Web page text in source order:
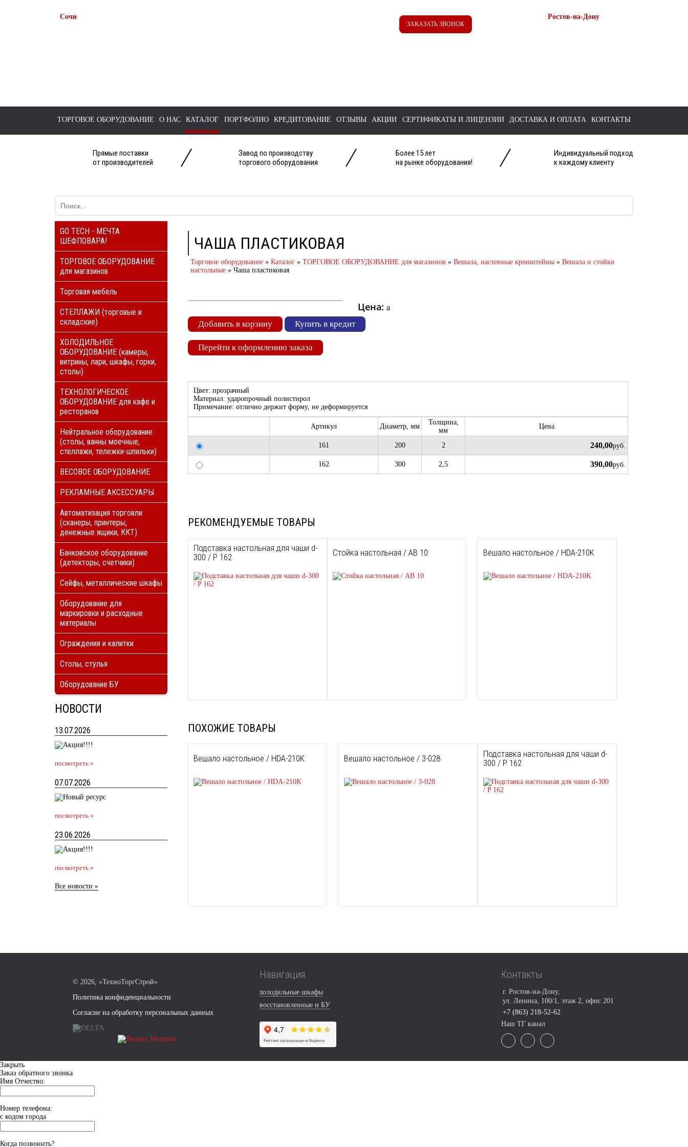
Сочи
ЗАКАЗАТЬ ЗВОНОК
Ростов-на-Дону
ТОРГОВОЕ ОБОРУДОВАНИЕ О НАС КАТАЛОГ ПОРТФОЛИО КРЕДИТОВАНИЕ ОТЗЫВЫ АКЦИИ СЕРТИФИКАТЫ И ЛИЦЕНЗИИ ДОСТАВКА И ОПЛАТА КОНТАКТЫ
Прямые поставки
от производителей
Завод по производству
торгового оборудования
Более 15 лет
на рынке оборудования!
Индивидуальный подход
к каждому клиенту
GO TECH - МЕЧТА
ШЕФПОВАРА!
ТОРГОВОЕ ОБОРУДОВАНИЕ
для магазинов
Торговая мебель
СТЕЛЛАЖИ (торговые и
складские)
ХОЛОДИЛЬНОЕ
ОБОРУДОВАНИЕ (камеры,
витрины, лари, шкафы, горки,
столы)
ТЕХНОЛОГИЧЕСКОЕ
ОБОРУДОВАНИЕ для кафе и
ресторанов
Нейтральное оборудование
(столы, ванны моечные,
стеллажи, тележки-шпильки)
ВЕСОВОЕ ОБОРУДОВАНИЕ
РЕКЛАМНЫЕ АКСЕССУАРЫ
Автоматизация торговли
(сканеры, принтеры,
денежные ящики, ККТ)
Банковское оборудование
(детекторы, счетчики)
Сейфы, металлические шкафы
Оборудование для
маркировки и расходные
материалы
Ограждения и калитки
Столы, стулья
Оборудование БУ
НОВОСТИ
13.07.2026
посмотреть »
07.07.2026
посмотреть »
23.06.2026
посмотреть »
Все новости »
ЧАША ПЛАСТИКОВАЯ
Торговое оборудование » Каталог » ТОРГОВОЕ ОБОРУДОВАНИЕ для магазинов » Вешала, настенные кронштейны » Вешала и стойки
настольные » Чаша пластиковая
Цена: a
Добавить в корзину Купить в кредит
Перейти к оформлению заказа
Цвет: прозрачный
Материал: ударопрочный полистирол
Примечание: отлично держит форму, не деформируется
Артикул Диаметр, мм
Толщина,
мм
Цена
161 200 2 240,00руб.
162 300 2,5 390,00руб.
РЕКОМЕНДУЕМЫЕ ТОВАРЫ
Подставка настольная для чаши d-
300 / P 162
Стойка настольная / AB 10 Вешало настольное / HDA-210K
ПОХОЖИЕ ТОВАРЫ
Вешало настольное / HDA-210K Вешало настольное / 3-028
Подставка настольная для чаши d-
300 / P 162
© 2026, «ТехноТоргСтрой»
Политика конфиденциальности
Согласие на обработку персональных данных
Навигация
холодильные шкафы
восстановленные и БУ
Контакты
г. Ростов-на-Дону,
ул. Ленина, 100/1, этаж 2, офис 201
+7 (863) 218-52-62
Наш ТГ канал
Закрыть
Заказ обратного звонка
Имя Отчество:
Номер телефона:
с кодом города
Когда позвонить?